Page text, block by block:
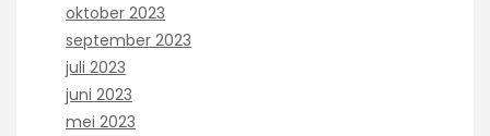
oktober 2023
september 2023
juli 2023
juni 2023
mei 2023